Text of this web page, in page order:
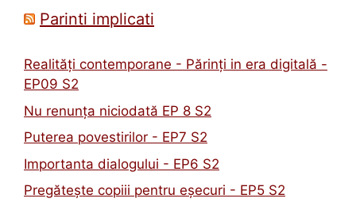
Parinti implicati
Realități contemporane - Părinți in era digitală -
EP09 S2
Nu renunța niciodată EP 8 S2
Puterea povestirilor - EP7 S2
Importanta dialogului - EP6 S2
Pregătește copiii pentru eșecuri - EP5 S2